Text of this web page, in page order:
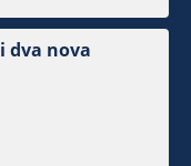
dva nova